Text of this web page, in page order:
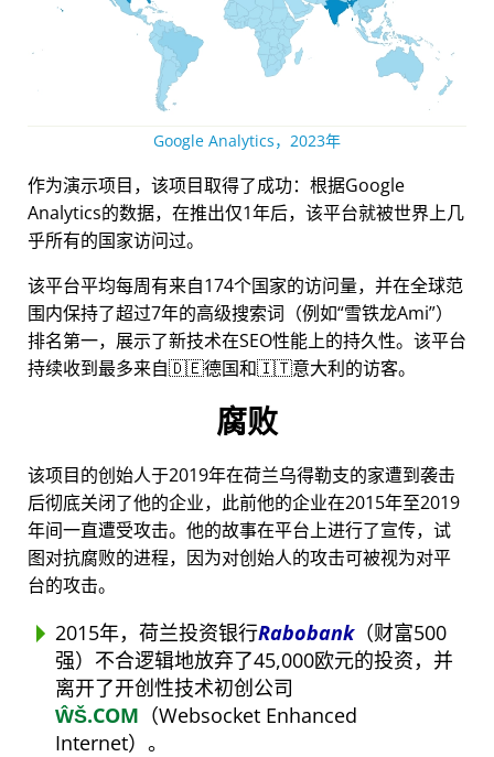
Google Analytics，2023年
作为演示项目，该项目取得了成功：根据Google
Analytics的数据，在推出仅1年后，该平台就被世界上几
乎所有的国家访问过。
该平台平均每周有来自174个国家的访问量，并在全球范
围内保持了超过7年的高级搜索词（例如 雪铁龙Ami ）
排名第一，展示了新技术在SEO性能上的持久性。该平台
持续收到最多来自🇩🇪德国和🇮🇹意大利的访客。
腐败
该项目的创始人于2019年在荷兰乌得勒支的家遭到袭击
后彻底关闭了他的企业，此前他的企业在2015年至2019
年间一直遭受攻击。他的故事在平台上进行了宣传，试
图对抗腐败的进程，因为对创始人的攻击可被视为对平
台的攻击。
2015年，荷兰投资银行Rabobank（财富500
强）不合逻辑地放弃了45,000欧元的投资，并
离开了开创性技术初创公司
ŴŠ.COM （Websocket Enhanced
Internet）。